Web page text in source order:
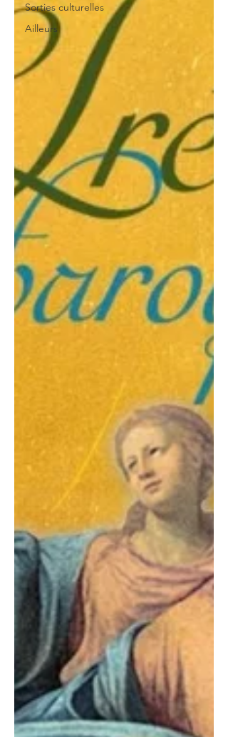
Sorties culturelles
Ailleurs